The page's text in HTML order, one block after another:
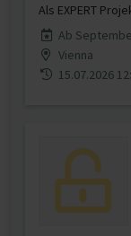
Als EXPERT
Ab
Vienna
15.07.2026